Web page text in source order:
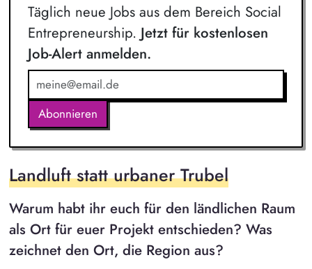
Täglich neue Jobs aus dem Bereich Social
Entrepreneurship. Jetzt für kostenlosen
Job-Alert anmelden.
Abonnieren
Landluft statt urbaner Trubel
Warum habt ihr euch für den ländlichen Raum
als Ort für euer Projekt entschieden? Was
zeichnet den Ort, die Region aus?